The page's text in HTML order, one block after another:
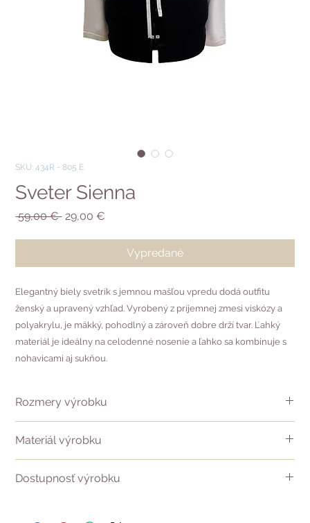
SKU: 434R - 805 E
Sveter Sienna
59,00 € Normálna
29,00 €
Vypredané
Elegantný biely svetrík s jemnou mašľou vpredu dodá outfitu
ženský a upravený vzhľad. Vyrobený z príjemnej zmesi viskózy a
polyakrylu, je mäkký, pohodlný a zároveň dobre drží tvar. Ľahký
materiál je ideálny na celodenné nosenie a ľahko sa kombinuje s
nohavicami aj sukňou.
Rozmery výrobku
Dĺžka rukáva - 58 cm
Obvod hrudníka - 90 cm
Materiál výrobku
Dostupnosť výrobku